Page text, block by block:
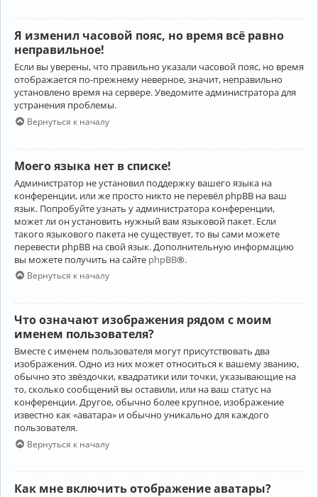
Я изменил часовой пояс, но время всё равно
неправильное!
Если вы уверены, что правильно указали часовой пояс, но время
отображается по-прежнему неверное, значит, неправильно
установлено время на сервере. Уведомите администратора для
устранения проблемы.
Вернуться к началу
Моего языка нет в списке!
Администратор не установил поддержку вашего языка на
конференции, или же просто никто не перевёл phpBB на ваш
язык. Попробуйте узнать у администратора конференции,
может ли он установить нужный вам языковой пакет. Если
такого языкового пакета не существует, то вы сами можете
перевести phpBB на свой язык. Дополнительную информацию
вы можете получить на сайте phpBB®.
Вернуться к началу
Что означают изображения рядом с моим
именем пользователя?
Вместе с именем пользователя могут присутствовать два
изображения. Одно из них может относиться к вашему званию,
обычно это звёздочки, квадратики или точки, указывающие на
то, сколько сообщений вы оставили, или на ваш статус на
конференции. Другое, обычно более крупное, изображение
известно как «аватара» и обычно уникально для каждого
пользователя.
Вернуться к началу
Как мне включить отображение аватары?